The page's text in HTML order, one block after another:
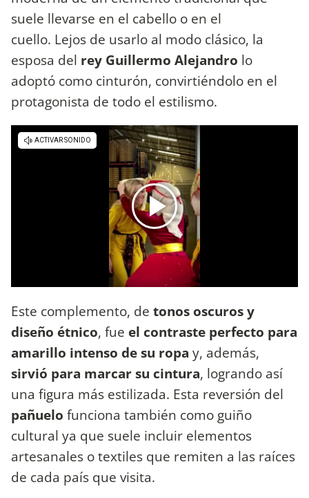
suele llevarse en el cabello o en el
cuello. Lejos de usarlo al modo clásico, la
esposa del rey Guillermo Alejandro lo
adoptó como cinturón, convirtiéndolo en el
protagonista de todo el estilismo.
Este complemento, de tonos oscuros y
diseño étnico, fue el contraste perfecto para
amarillo intenso de su ropa y, además,
sirvió para marcar su cintura, logrando así
una figura más estilizada. Esta reversión del
pañuelo funciona también como guiño
cultural ya que suele incluir elementos
artesanales o textiles que remiten a las raíces
de cada país que visita.